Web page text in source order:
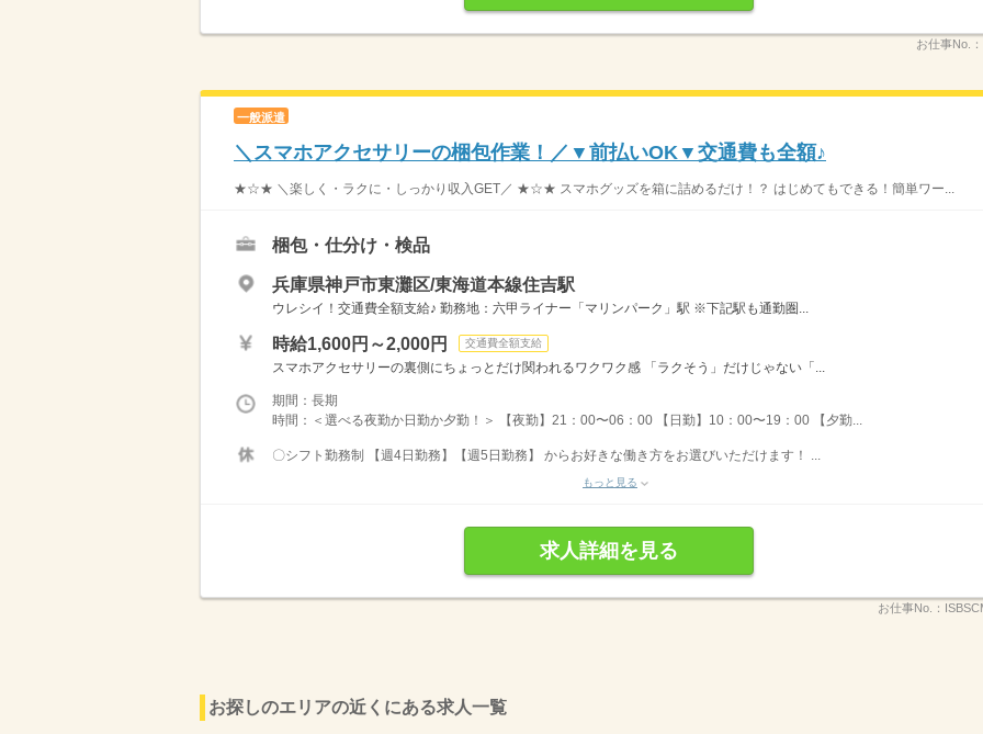
お仕事No.：
一般派遣
＼スマホアクセサリーの梱包作業！／▼前払いOK▼交通費も全額♪
★☆★ ＼楽しく・ラクに・しっかり収入GET／ ★☆★ スマホグッズを箱に詰めるだけ！？ はじめてもできる！簡単ワー...
梱包・仕分け・検品
兵庫県神戸市東灘区/東海道本線住吉駅
ウレシイ！交通費全額支給♪ 勤務地：六甲ライナー「マリンパーク」駅 ※下記駅も通勤圏...
時給1,600円～2,000円 交通費全額支給
スマホアクセサリーの裏側にちょっとだけ関われるワクワク感 「ラクそう」だけじゃない「...
期間：長期
時間：＜選べる夜勤か日勤か夕勤！＞ 【夜勤】21：00〜06：00 【日勤】10：00〜19：00 【夕勤...
〇シフト勤務制 【週4日勤務】【週5日勤務】 からお好きな働き方をお選びいただけます！ ...
もっと見る
求人詳細を見る
お仕事No.：
お探しのエリアの近くにある求人一覧